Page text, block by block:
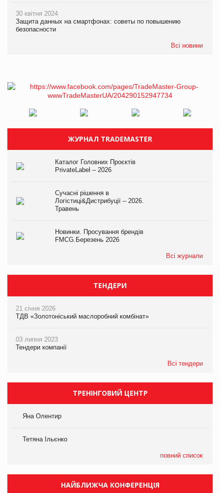
30 квітня 2024
Защита данных на смартфонах: советы по повышению
безопасности
Всі новини
ЖУРНАЛ TRADEMASTER
Каталог Головних Проєктів
PrivateLabel – 2026
Сучасні рішення в
Логістиці&Дистрибуції – 2026.
Травень
Новинки. Просування брендів
FMCG.Березень 2026
Всі журнали
ТЕНДЕРИ
21 січня 2026
ТДВ «Золотоніський маслоробний комбінат»
03 липня 2023
Тендери компанії
Всі тендери
ТРЕНІНГОВИЙ ЦЕНТР
Яна Олентир
Тетяна Ільєнко
повний список
НАЙБЛИЖЧА КОНФЕРЕНЦІЯ